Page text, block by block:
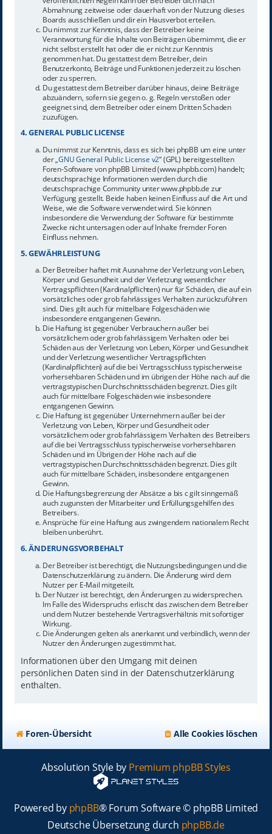
Abmahnung zeitweise oder dauerhaft von der Nutzung dieses
Boards ausschließen und dir ein Hausverbot erteilen.
Du nimmst zur Kenntnis, dass der Betreiber keine
Verantwortung für die Inhalte von Beiträgen übernimmt, die er
nicht selbst erstellt hat oder die er nicht zur Kenntnis
genommen hat. Du gestattest dem Betreiber, dein
Benutzerkonto, Beiträge und Funktionen jederzeit zu löschen
oder zu sperren.
Du gestattest dem Betreiber darüber hinaus, deine Beiträge
abzuändern, sofern sie gegen o. g. Regeln verstoßen oder
geeignet sind, dem Betreiber oder einem Dritten Schaden
zuzufügen.
4. GENERAL PUBLIC LICENSE
Du nimmst zur Kenntnis, dass es sich bei phpBB um eine unter
der „GNU General Public License v2“ (GPL) bereitgestellten
Foren-Software von phpBB Limited (www.phpbb.com) handelt;
deutschsprachige Informationen werden durch die
deutschsprachige Community unter www.phpbb.de zur
Verfügung gestellt. Beide haben keinen Einfluss auf die Art und
Weise, wie die Software verwendet wird. Sie können
insbesondere die Verwendung der Software für bestimmte
Zwecke nicht untersagen oder auf Inhalte fremder Foren
Einfluss nehmen.
5. GEWÄHRLEISTUNG
Der Betreiber haftet mit Ausnahme der Verletzung von Leben,
Körper und Gesundheit und der Verletzung wesentlicher
Vertragspflichten (Kardinalpflichten) nur für Schäden, die auf ein
vorsätzliches oder grob fahrlässiges Verhalten zurückzuführen
sind. Dies gilt auch für mittelbare Folgeschäden wie
insbesondere entgangenen Gewinn.
Die Haftung ist gegenüber Verbrauchern außer bei
vorsätzlichem oder grob fahrlässigem Verhalten oder bei
Schäden aus der Verletzung von Leben, Körper und Gesundheit
und der Verletzung wesentlicher Vertragspflichten
(Kardinalpflichten) auf die bei Vertragsschluss typischerweise
vorhersehbaren Schäden und im übrigen der Höhe nach auf die
vertragstypischen Durchschnittsschäden begrenzt. Dies gilt
auch für mittelbare Folgeschäden wie insbesondere
entgangenen Gewinn.
Die Haftung ist gegenüber Unternehmern außer bei der
Verletzung von Leben, Körper und Gesundheit oder
vorsätzlichem oder grob fahrlässigem Verhalten des Betreibers
auf die bei Vertragsschluss typischerweise vorhersehbaren
Schäden und im Übrigen der Höhe nach auf die
vertragstypischen Durchschnittsschäden begrenzt. Dies gilt
auch für mittelbare Schäden, insbesondere entgangenen
Gewinn.
Die Haftungsbegrenzung der Absätze a bis c gilt sinngemäß
auch zugunsten der Mitarbeiter und Erfüllungsgehilfen des
Betreibers.
Ansprüche für eine Haftung aus zwingendem nationalem Recht
bleiben unberührt.
6. ÄNDERUNGSVORBEHALT
Der Betreiber ist berechtigt, die Nutzungsbedingungen und die
Datenschutzerklärung zu ändern. Die Änderung wird dem
Nutzer per E-Mail mitgeteilt.
Der Nutzer ist berechtigt, den Änderungen zu widersprechen.
Im Falle des Widerspruchs erlischt das zwischen dem Betreiber
und dem Nutzer bestehende Vertragsverhältnis mit sofortiger
Wirkung.
Die Änderungen gelten als anerkannt und verbindlich, wenn der
Nutzer den Änderungen zugestimmt hat.
Informationen über den Umgang mit deinen
persönlichen Daten sind in der Datenschutzerklärung
enthalten.
Foren-Übersicht Alle Cookies löschen
Absolution Style by Premium phpBB Styles
Powered by phpBB® Forum Software © phpBB Limited
Deutsche Übersetzung durch phpBB.de